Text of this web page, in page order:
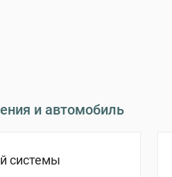
и автомобиль